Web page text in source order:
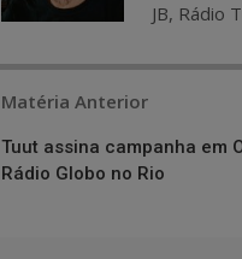
JB, Rádio
Matéria Anterior
Tuut assina campanha em
Rádio Globo no Rio